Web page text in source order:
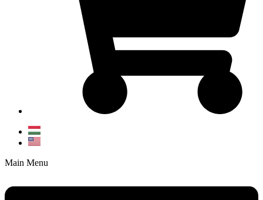
Main Menu